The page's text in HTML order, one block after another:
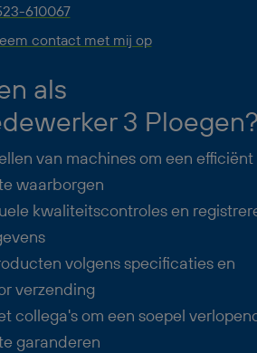
610067
contact met mij op
als
3 Ploegen?
van machines om een efficiënt
waarborgen
kwaliteitscontroles en
volgens specificaties en
verzending
collega's om een soepel
garanderen